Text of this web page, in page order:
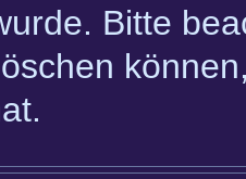
Bitte